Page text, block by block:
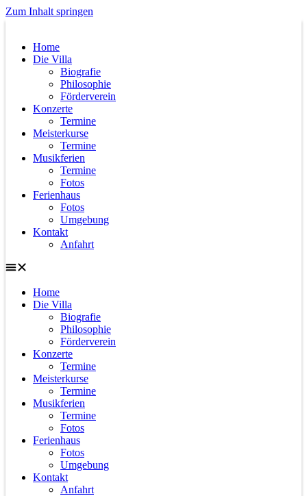
Zum Inhalt springen
Home
Die Villa
Biografie
Philosophie
Förderverein
Konzerte
Termine
Meisterkurse
Termine
Musikferien
Termine
Fotos
Ferienhaus
Fotos
Umgebung
Kontakt
Anfahrt
Home
Die Villa
Biografie
Philosophie
Förderverein
Konzerte
Termine
Meisterkurse
Termine
Musikferien
Termine
Fotos
Ferienhaus
Fotos
Umgebung
Kontakt
Anfahrt